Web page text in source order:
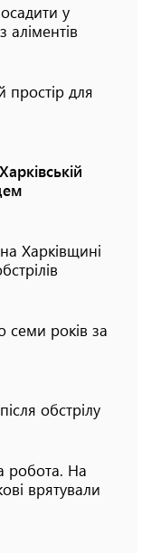
у
простір для
Харківщині
семи років за
обстрілу
робота. На
врятували